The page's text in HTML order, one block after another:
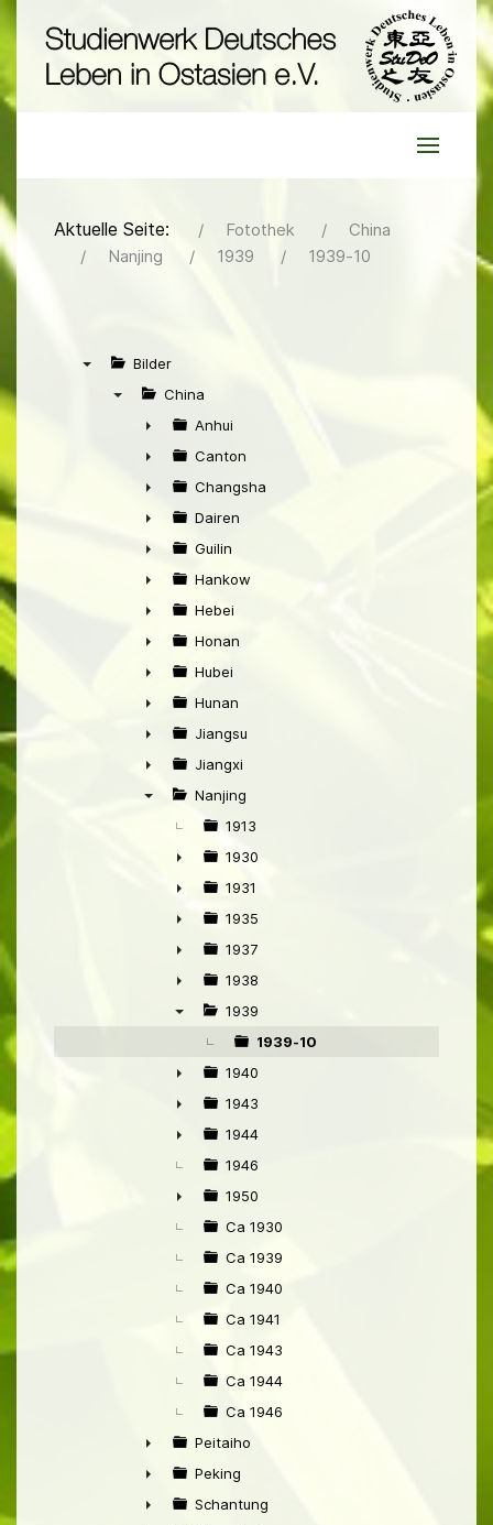
Aktuelle Seite: Fotothek
China
Nanjing
1939 1939-10
Bilder
China
►
Anhui
►
Canton
►
Changsha
►
Dairen
►
Guilin
►
Hankow
►
Hebei
►
Honan
►
Hubei
►
Hunan
►
Jiangsu
►
Jiangxi
Nanjing
1913
►
1930
►
1931
►
1935
►
1937
►
1938
1939
1939-10
►
1940
►
1943
►
1944
1946
►
1950
Ca 1930
Ca 1939
Ca 1940
Ca 1941
Ca 1943
Ca 1944
Ca 1946
►
Peitaiho
►
Peking
Schantung